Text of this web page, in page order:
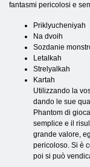
fantasmi pericolosi e
Priklyucheniyah
Na dvoih
Sozdanie
Letalkah
Strelyalkah
Kartah
Utilizzando la
dando le sue
Phantom di
semplice e il
grande valore,
pericoloso. Si è
poi si può